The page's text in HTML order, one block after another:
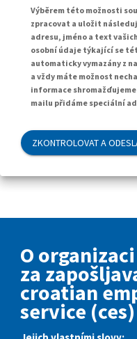
Výběrem této možnosti
zpracovat a uložit
adresu, jméno a text
osobní údaje týkající se
automaticky vymazány z
a vždy máte možnost
informace
mailu přidáme speciální
ZKONTROLOVAT A
O
za
croatian
service (ces)